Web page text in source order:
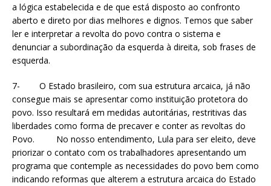
a lógica estabelecida e de que está disposto ao confronto
aberto e direto por dias melhores e dignos. Temos que saber
ler e interpretar a revolta do povo contra o sistema e
denunciar a subordinação da esquerda à direita, sob frases de
esquerda.
7- O Estado brasileiro, com sua estrutura arcaica, já não
consegue mais se apresentar como instituição protetora do
povo. Isso resultará em medidas autoritárias, restritivas das
liberdades como forma de precaver e conter as revoltas do
Povo. No nosso entendimento, Lula para ser eleito, deve
priorizar o contato com os trabalhadores apresentando um
programa que contemple as necessidades do povo bem como
indicando reformas que alterem a estrutura arcaica do Estado